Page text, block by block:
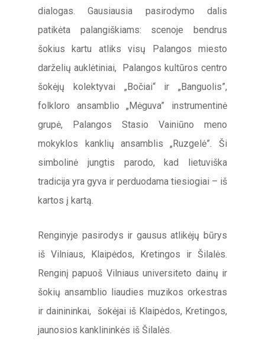
dialogas. Gausiausia pasirodymo dalis
patikėta palangiškiams: scenoje bendrus
šokius kartu atliks visų Palangos miesto
darželių auklėtiniai, Palangos kultūros centro
šokėjų kolektyvai „Bočiai“ ir „Banguolis”,
folkloro ansamblio „Mėguva” instrumentinė
grupė, Palangos Stasio Vainiūno meno
mokyklos kanklių ansamblis „Ruzgelė”. Ši
simbolinė jungtis parodo, kad lietuviška
tradicija yra gyva ir perduodama tiesiogiai – iš
kartos į kartą.
Renginyje pasirodys ir gausus atlikėjų būrys
iš Vilniaus, Klaipėdos, Kretingos ir Šilalės.
Renginį papuoš Vilniaus universiteto dainų ir
šokių ansamblio liaudies muzikos orkestras
ir dainininkai, šokėjai iš Klaipėdos, Kretingos,
jaunosios kanklininkės iš Šilalės.